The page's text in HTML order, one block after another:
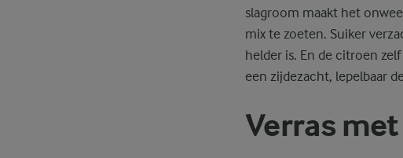
slagroom maakt het
mix te zoeten. Suiker
helder is. En de citroen
een zijdezacht, lepelbaar
Verras